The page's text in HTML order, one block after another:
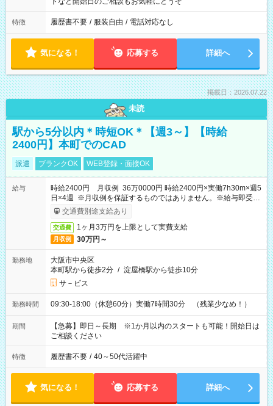
特徴 履歴書不要 / 服装自由 / 電話対応なし
気になる！ 応募する 詳細へ
掲載日：2026.07.22
未読
駅から5分以内＊時短OK＊【週3～】【時給
2400円】本町でのCAD
派遣 ブランクOK WEB登録・面接OK
給与
時給2400円 月収例 36万0000円 時給2400円×実働7h30m×週5
日×4週 ※月収例を保証するものではありません。※給与即受取
りサービス利用可（利用条件有）
交通費別途支給あり
交通費 1ヶ月3万円を上限として実費支給
月収例 30万円～
勤務地
大阪市中央区
本町駅から徒歩2分 / 淀屋橋駅から徒歩10分
サ－ビス
勤務時間 09:30-18:00（休憩60分）実働7時間30分 （残業少なめ！）
期間
【急募】即日～長期 ※1か月以内のスタートも可能！開始日は
ご相談ください
特徴 履歴書不要 / 40～50代活躍中
気になる！ 応募する 詳細へ